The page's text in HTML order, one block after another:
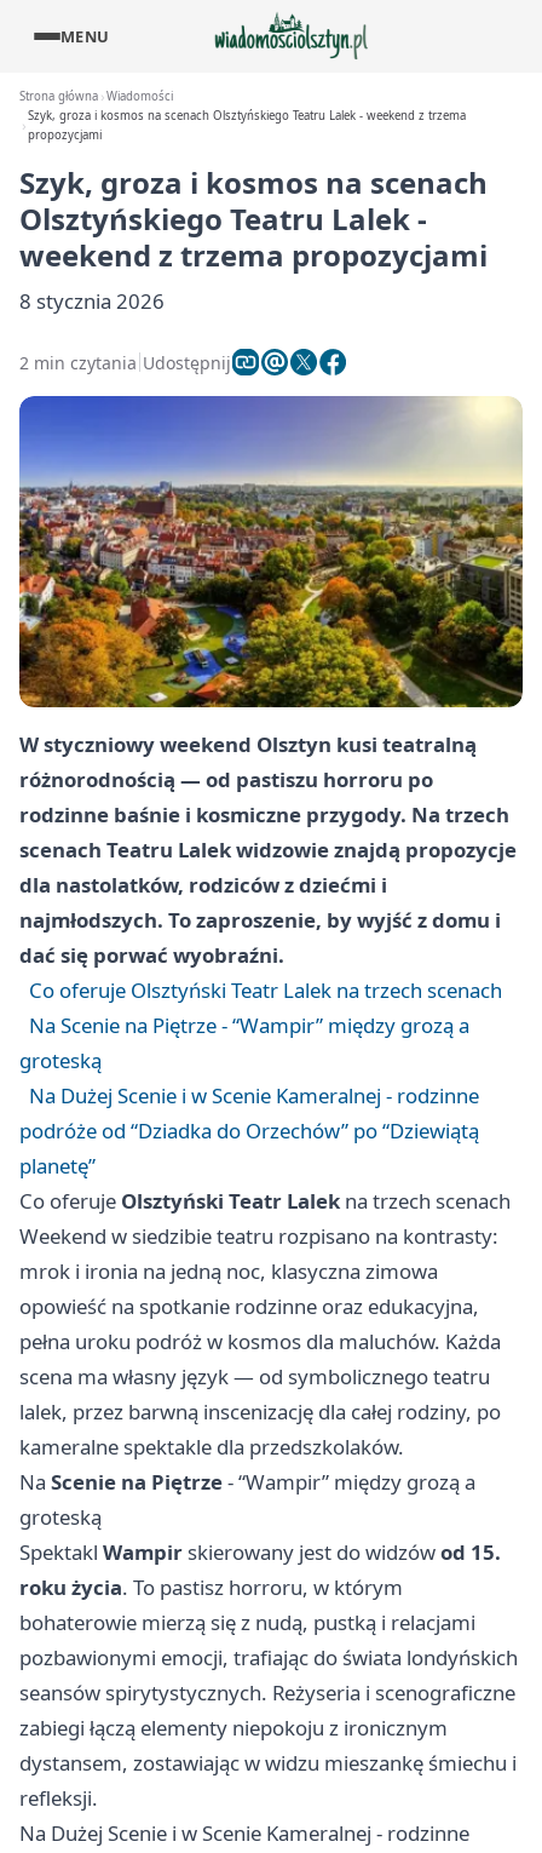
MENU
Strona główna Wiadomości
Szyk, groza i kosmos na scenach Olsztyńskiego Teatru Lalek - weekend z trzema
propozycjami
Szyk, groza i kosmos na scenach
Olsztyńskiego Teatru Lalek -
weekend z trzema propozycjami
8 stycznia 2026
2 min czytania Udostępnij
W styczniowy weekend Olsztyn kusi teatralną
różnorodnością — od pastiszu horroru po
rodzinne baśnie i kosmiczne przygody. Na trzech
scenach Teatru Lalek widzowie znajdą propozycje
dla nastolatków, rodziców z dziećmi i
najmłodszych. To zaproszenie, by wyjść z domu i
dać się porwać wyobraźni.
Co oferuje Olsztyński Teatr Lalek na trzech scenach
Na Scenie na Piętrze - “Wampir” między grozą a
groteską
Na Dużej Scenie i w Scenie Kameralnej - rodzinne
podróże od “Dziadka do Orzechów” po “Dziewiątą
planetę”
Co oferuje Olsztyński Teatr Lalek na trzech scenach
Weekend w siedzibie teatru rozpisano na kontrasty:
mrok i ironia na jedną noc, klasyczna zimowa
opowieść na spotkanie rodzinne oraz edukacyjna,
pełna uroku podróż w kosmos dla maluchów. Każda
scena ma własny język — od symbolicznego teatru
lalek, przez barwną inscenizację dla całej rodziny, po
kameralne spektakle dla przedszkolaków.
Na Scenie na Piętrze- “Wampir” między grozą a
groteską
Spektakl Wampir skierowany jest do widzówod 15.
roku życia. To pastisz horroru, w którym
bohaterowie mierzą się z nudą, pustką i relacjami
pozbawionymi emocji, trafiając do świata londyńskich
seansów spirytystycznych. Reżyseria i scenograficzne
zabiegi łączą elementy niepokoju z ironicznym
dystansem, zostawiając w widzu mieszankę śmiechu i
refleksji.
Na Dużej Scenie i w Scenie Kameralnej - rodzinne